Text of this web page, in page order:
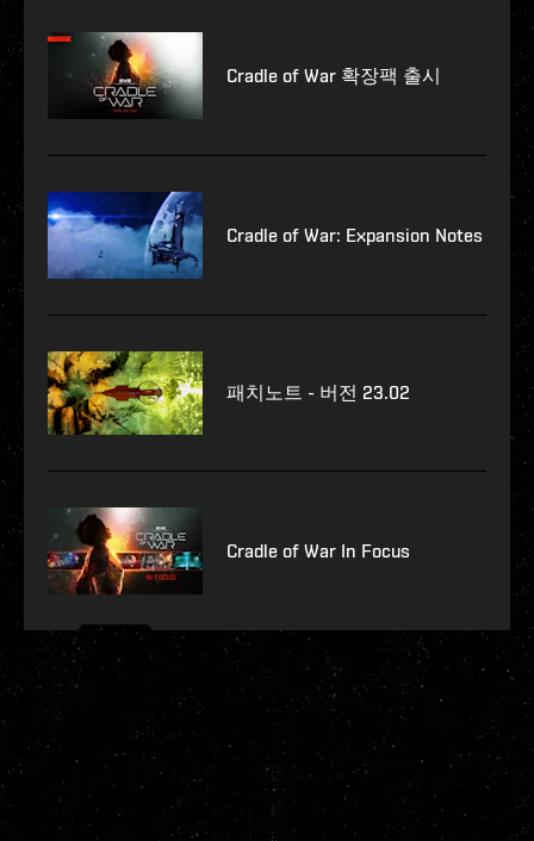
Cradle of War 확장팩 출시
Cradle of War: Expansion Notes
패치노트 - 버전 23.02
Cradle of War In Focus